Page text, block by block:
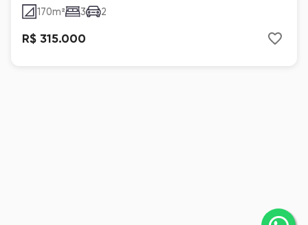
170m² 3 2
R$ 315.000